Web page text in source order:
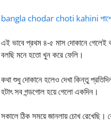
bangla chodar choti kahini পাশের
এই ভাবে প্রথম ৪-৫ মাস দোকানে গেলেই
বলছি মনে হতো খুন করে ফেলি।
কথা শুধু দোকানে হলেও দেখা কিন্তু
হটাৎ সব গন্ডগোল হয়ে গেলো একদিন।
সকালে ঠিক সময়ে জানলায় চোখ রেখেছি।